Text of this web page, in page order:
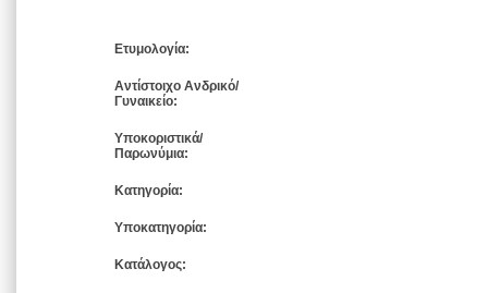
Ετυμολογία:
Αντίστοιχο Ανδρικό/
Γυναικείο:
Υποκοριστικά/
Παρωνύμια:
Κατηγορία:
Υποκατηγορία:
Κατάλογος: